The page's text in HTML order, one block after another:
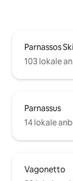
Parnassos
103 lokale
Parnassus
14 lokale
Vagonetto